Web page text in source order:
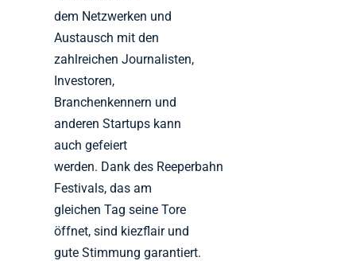
dem Netzwerken und
Austausch mit den
zahlreichen Journalisten,
Investoren,
Branchenkennern und
anderen Startups kann
auch gefeiert
werden. Dank des Reeperbahn
Festivals, das am
gleichen Tag seine Tore
öffnet, sind kiezflair und
gute Stimmung garantiert.